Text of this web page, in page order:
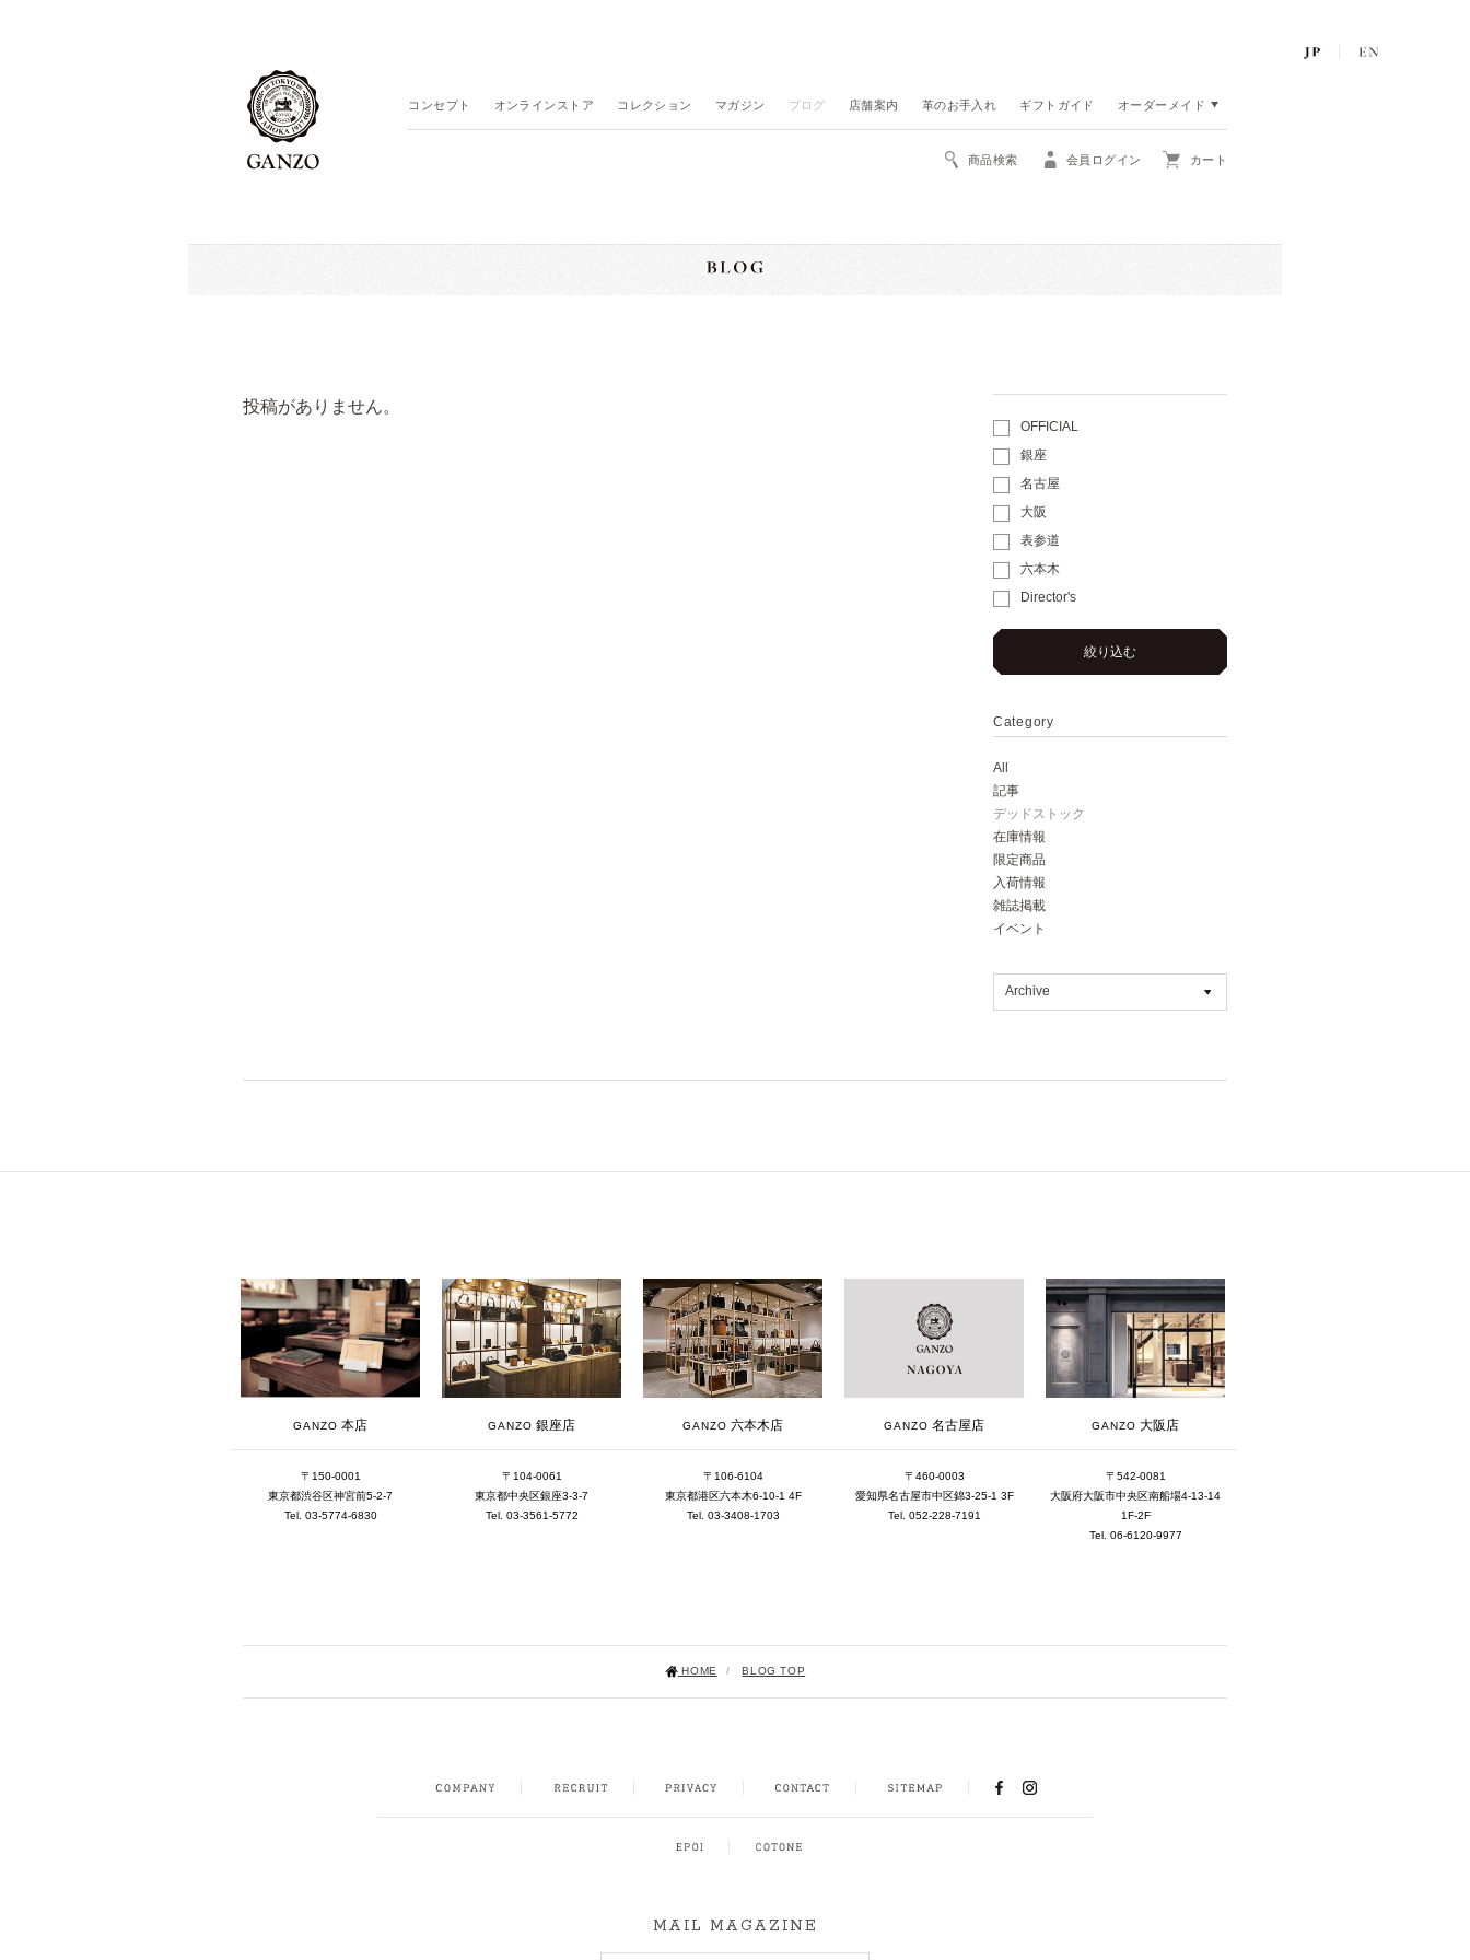
コンセプト オンラインストア コレクション マガジン ブログ 店舗案内 革のお手入れ ギフトガイド オーダーメイド
商品検索 会員ログイン カート
OFFICIAL
銀座
名古屋
大阪
表参道
六本木
Director's
絞り込む
Category
All
記事
デッドストック
在庫情報
限定商品
入荷情報
雑誌掲載
イベント
Archive
2026年4月 [7]
2025年12月 [2]
2025年11月 [6]
2025年10月 [8]
2025年9月 [8]
2025年1月 [1]
投稿がありません。
GANZO 本店
〒150-0001
東京都渋谷区神宮前5-2-7
Tel. 03-5774-6830
GANZO 銀座店
〒104-0061
東京都中央区銀座3-3-7
Tel. 03-3561-5772
GANZO 六本木店
〒106-6104
東京都港区六本木6-10-1 4F
Tel. 03-3408-1703
GANZO 名古屋店
〒460-0003
愛知県名古屋市中区錦3-25-1 3F
Tel. 052-228-7191
GANZO 大阪店
〒542-0081
大阪府大阪市中央区南船場4-13-14
1F-2F
Tel. 06-6120-9977
HOME / BLOG TOP
INSTAGRAM
MAIL MAGAZINE